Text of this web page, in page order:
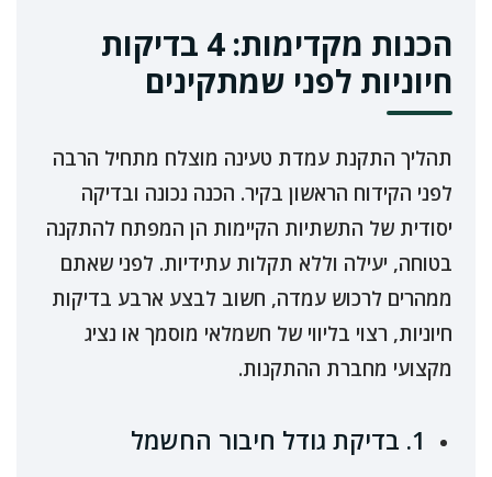
הכנות מקדימות: 4 בדיקות
חיוניות לפני שמתקינים
תהליך התקנת עמדת טעינה מוצלח מתחיל הרבה
לפני הקידוח הראשון בקיר. הכנה נכונה ובדיקה
יסודית של התשתיות הקיימות הן המפתח להתקנה
בטוחה, יעילה וללא תקלות עתידיות. לפני שאתם
ממהרים לרכוש עמדה, חשוב לבצע ארבע בדיקות
חיוניות, רצוי בליווי של חשמלאי מוסמך או נציג
מקצועי מחברת ההתקנות.
1. בדיקת גודל חיבור החשמל